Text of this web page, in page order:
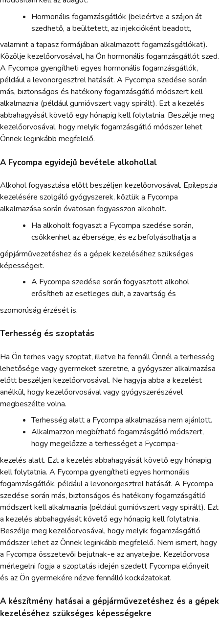
Hormonális fogamzásgátlók (beleértve a szájon át
szedhető, a beültetett, az injekcióként beadott,
valamint a tapasz formájában alkalmazott fogamzásgátlókat).
Közölje kezelőorvosával, ha Ön hormonális fogamzásgátlót szed.
A Fycompa gyengítheti egyes hormonális fogamzásgátlók,
például a levonorgesztrel hatását. A Fycompa szedése során
más, biztonságos és hatékony fogamzásgátló módszert kell
alkalmaznia (például gumióvszert vagy spirált). Ezt a kezelés
abbahagyását követő egy hónapig kell folytatnia. Beszélje meg
kezelőorvosával, hogy melyik fogamzásgátló módszer lehet
Önnek leginkább megfelelő.
A Fycompa egyidejű bevétele alkohollal
Alkohol fogyasztása előtt beszéljen kezelőorvosával. Epilepszia
kezelésére szolgáló gyógyszerek, köztük a Fycompa
alkalmazása során óvatosan fogyasszon alkoholt.
Ha alkoholt fogyaszt a Fycompa szedése során,
csökkenhet az ébersége, és ez befolyásolhatja a
gépjárművezetéshez és a gépek kezeléséhez szükséges
képességeit.
A Fycompa szedése során fogyasztott alkohol
erősítheti az esetleges düh, a zavartság és
szomorúság érzését is.
Terhesség és szoptatás
Ha Ön terhes vagy szoptat, illetve ha fennáll Önnél a terhesség
lehetősége vagy gyermeket szeretne, a gyógyszer alkalmazása
előtt beszéljen kezelőorvosával. Ne hagyja abba a kezelést
anélkül, hogy kezelőorvosával vagy gyógyszerészével
megbeszélte volna.
Terhesség alatt a Fycompa alkalmazása nem ajánlott.
Alkalmazzon megbízható fogamzásgátló módszert,
hogy megelőzze a terhességet a Fycompa-
kezelés alatt. Ezt a kezelés abbahagyását követő egy hónapig
kell folytatnia. A Fycompa gyengítheti egyes hormonális
fogamzásgátlók, például a levonorgesztrel hatását. A Fycompa
szedése során más, biztonságos és hatékony fogamzásgátló
módszert kell alkalmaznia (például gumióvszert vagy spirált). Ezt
a kezelés abbahagyását követő egy hónapig kell folytatnia.
Beszélje meg kezelőorvosával, hogy melyik fogamzásgátló
módszer lehet az Önnek leginkább megfelelő. Nem ismert, hogy
a Fycompa összetevői bejutnak-e az anyatejbe. Kezelőorvosa
mérlegelni fogja a szoptatás idején szedett Fycompa előnyeit
és az Ön gyermekére nézve fennálló kockázatokat.
A készítmény hatásai a gépjárművezetéshez és a gépek
kezeléséhez szükséges képességekre